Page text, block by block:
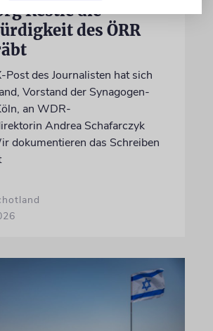
Restle die
des ÖRR
Post des Journalisten hat sich
Vorstand der Synagogen-
an WDR-
Andrea Schafarczyk
dokumentieren das Schreiben